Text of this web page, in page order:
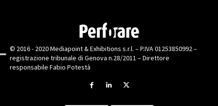
© 2016 - 2020 Mediapoint & Exhibitions s.r.l. – P.IVA 01253850992 –
registrazione tribunale di Genova n.28/2011 – Direttore
responsabile Fabio Potestà